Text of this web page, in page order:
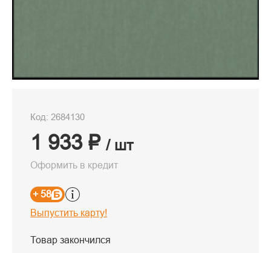
Код: 2684130
1 933 ₽ / шт
Оформить в кредит
+ 58
Выпустить карту!
Товар закончился